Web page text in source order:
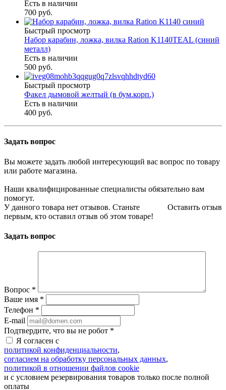
Есть в наличии
700 руб.
Быстрый просмотр
Набор карабин, ложка, вилка Ration K1140TEAL (синий
металл)
Есть в наличии
500 руб.
Быстрый просмотр
Факел дымовой желтый (в бум.корп.)
Есть в наличии
400 руб.
Задать вопрос
Вы можете задать любой интересующий вас вопрос по товару
или работе магазина.
Наши квалифицированные специалисты обязательно вам
помогут.
Оставить отзыв
У данного товара нет отзывов. Станьте
первым, кто оставил отзыв об этом товаре!
Задать вопрос
Вопрос *
Ваше имя *
Телефон *
E-mail
Подтвердите, что вы не робот *
Я согласен с
политикой конфиденциальности,
согласием на обработку персональных данных,
политикой в отношении файлов cookie
и с условием резервирования товаров только после полной
оплаты